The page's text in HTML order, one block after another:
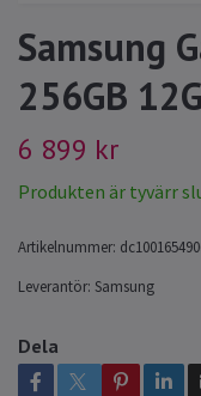
Samsung
256GB
6 899 kr
Produkten är tyvärr
Artikelnummer:
Leverantör: Samsung
Dela